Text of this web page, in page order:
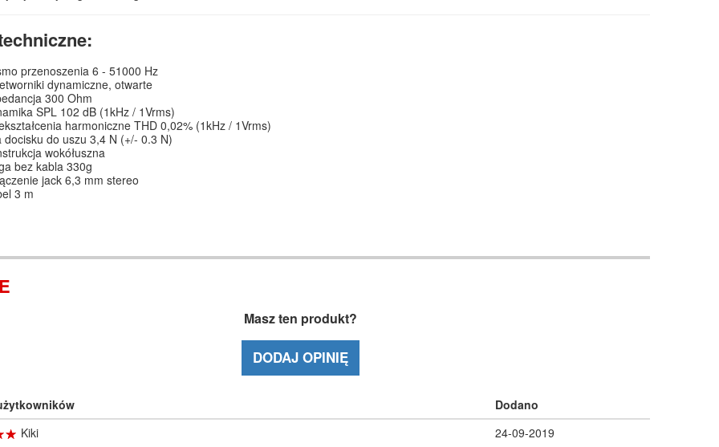
przenoszenia 6 - 51000 Hz
dynamiczne, otwarte
300 Ohm
SPL 102 dB (1kHz / 1Vrms)
harmoniczne THD 0,02% (1kHz / 1Vrms)
docisku do uszu 3,4 N (+/- 0.3 N)
wokółuszna
bez kabla 330g
jack 6,3 mm stereo
3 m
Masz ten produkt?
DODAJ OPINIĘ
Dodano
☆
★ Kiki
24-09-2019